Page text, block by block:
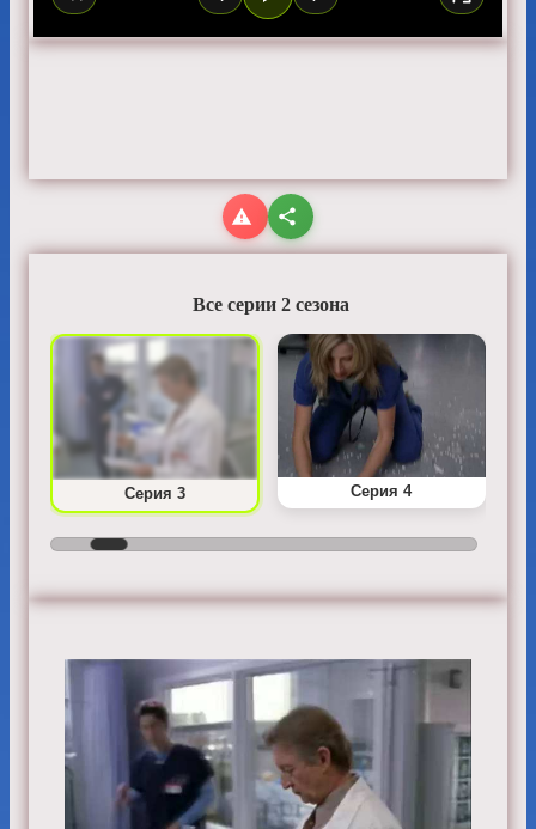
Все серии 2 сезона
Серия 3 Серия 4